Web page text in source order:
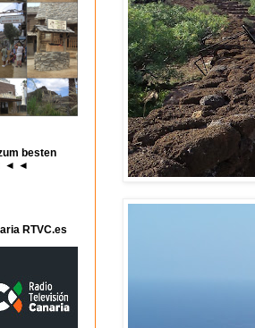
besten
◄ ◄
RTVC.es